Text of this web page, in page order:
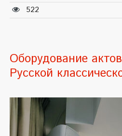
522
Оборудование
Русской